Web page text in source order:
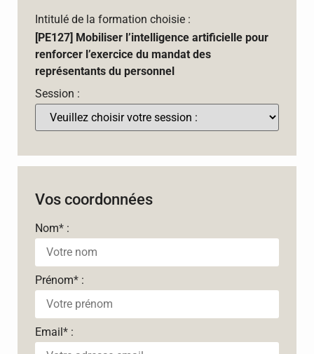
Intitulé de la formation choisie :
[PE127] Mobiliser l’intelligence artificielle pour
renforcer l’exercice du mandat des
représentants du personnel
Session :
Vos coordonnées
Nom* :
Prénom* :
Email* :